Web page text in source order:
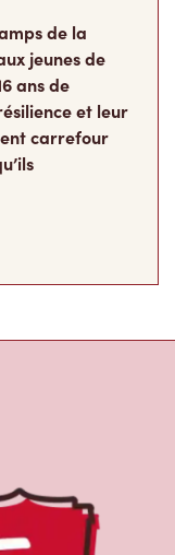
de la
jeunes de
ans de
et leur
carrefour